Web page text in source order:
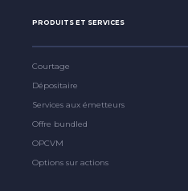
PRODUITS ET SERVICES
Courtage
Dépositaire
Services aux émetteurs
Offre bundled
OPCVM
Options sur actions